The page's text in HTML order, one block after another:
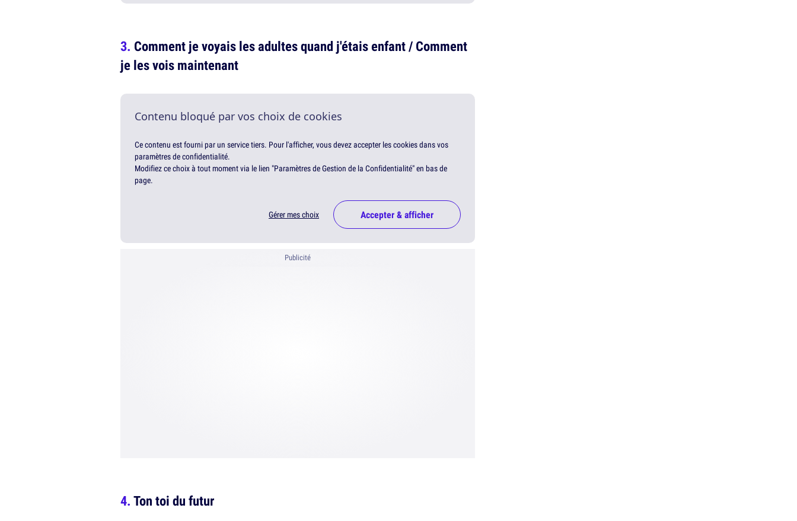
Comment je voyais les adultes quand j'étais enfant / Comment
je les vois maintenant
Contenu bloqué par vos choix de cookies
Ce contenu est fourni par un service tiers. Pour l'afficher, vous devez accepter les cookies dans vos
paramètres de confidentialité.
Modifiez ce choix à tout moment via le lien "Paramètres de Gestion de la Confidentialité" en bas de
page.
Gérer mes choix Accepter & afficher
Publicité
Ton toi du futur